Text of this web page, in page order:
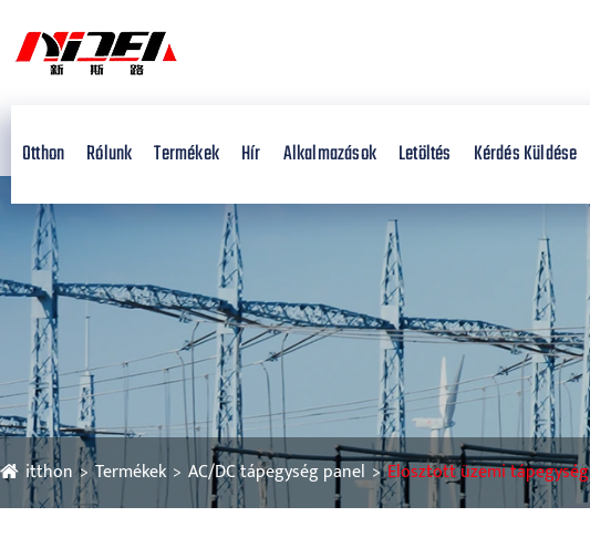
Otthon Rólunk Termékek Hír Alkalmazások Letöltés Kérdés Küldése
itthon Termékek AC/DC tápegység panel Elosztott üzemi tápegység